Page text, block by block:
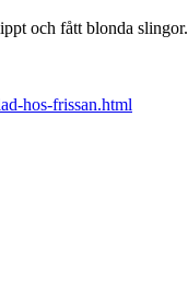
och fått blonda slingor.
hos-frissan.html